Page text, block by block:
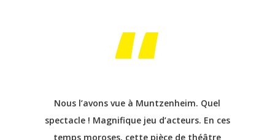
“
Une excellente pièce de théâtre avec
d’excellents acteurs. Du début à la fin, le rire